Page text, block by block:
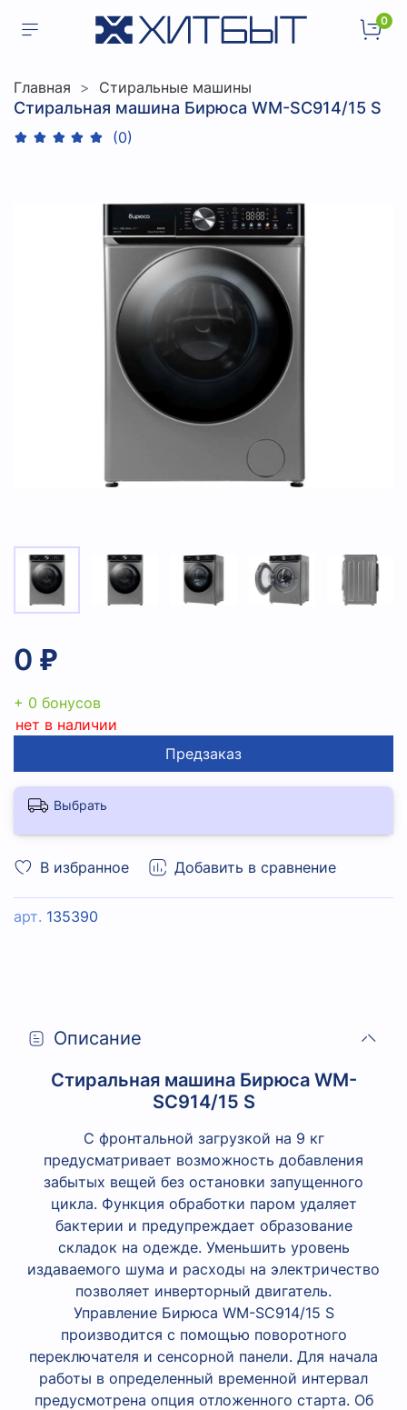
0
Главная Стиральные машины
Стиральная машина Бирюса WM-SC914/15 S
(0)
В избранное Добавить в сравнение
арт. 135390
0 ₽
+ 0 бонусов
нет в наличии
Предзаказ
Выбрать
Описание
Стиральная машина Бирюса WM-
SC914/15 S
С фронтальной загрузкой на 9 кг
предусматривает возможность добавления
забытых вещей без остановки запущенного
цикла. Функция обработки паром удаляет
бактерии и предупреждает образование
складок на одежде. Уменьшить уровень
издаваемого шума и расходы на электричество
позволяет инверторный двигатель.
Управление Бирюса WM-SC914/15 S
производится с помощью поворотного
переключателя и сенсорной панели. Для начала
работы в определенный временной интервал
предусмотрена опция отложенного старта. Об